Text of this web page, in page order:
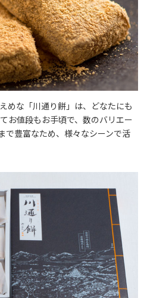
めな「川通り餅」は、どなたにも
お値段もお手頃で、数のバリエー
で豊富なため、様々なシーンで活